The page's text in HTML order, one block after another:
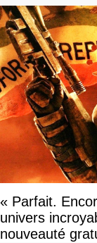
« Parfait.
univers
nouveauté